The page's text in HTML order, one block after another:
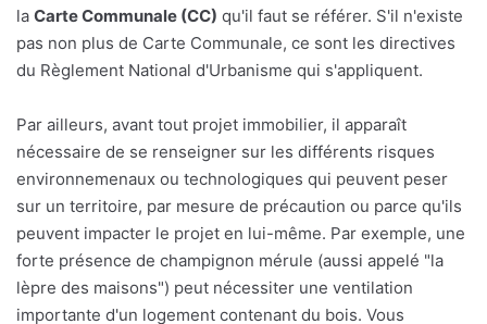
la Carte Communale (CC) qu'il faut se référer. S'il n'existe
pas non plus de Carte Communale, ce sont les directives
du Règlement National d'Urbanisme qui s'appliquent.
Par ailleurs, avant tout projet immobilier, il apparaît
nécessaire de se renseigner sur les différents risques
environnemenaux ou technologiques qui peuvent peser
sur un territoire, par mesure de précaution ou parce qu'ils
peuvent impacter le projet en lui-même. Par exemple, une
forte présence de champignon mérule (aussi appelé "la
lèpre des maisons") peut nécessiter une ventilation
importante d'un logement contenant du bois. Vous